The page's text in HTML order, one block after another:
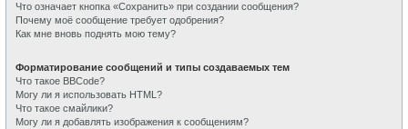
Что означает кнопка «Сохранить» при создании сообщения?
Почему моё сообщение требует одобрения?
Как мне вновь поднять мою тему?
Форматирование сообщений и типы создаваемых тем
Что такое BBCode?
Могу ли я использовать HTML?
Что такое смайлики?
Могу ли я добавлять изображения к сообщениям?